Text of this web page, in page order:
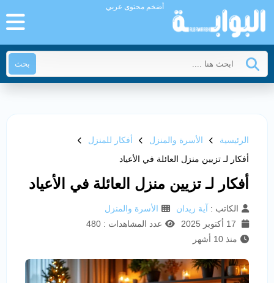
أضخم محتوى عربي
بحث
الرئيسية الأسرة والمنزل
أفكار للمنزل
أفكار لـ تزيين منزل العائلة في الأعياد
أفكار لـ تزيين منزل العائلة في الأعياد
الكاتب : آية زيدان
الأسرة والمنزل
عدد المشاهدات : 480
منذ 10 أشهر